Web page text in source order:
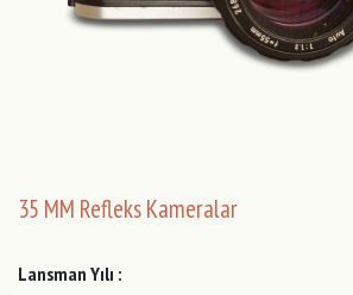
35 MM Refleks Kameralar
Lansman Yılı :